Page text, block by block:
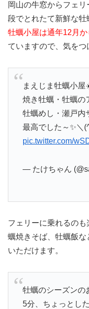
岡山の牛窓からフェ
段でとれたて新鮮な牡
牡蠣小屋は通年12月か
ていますので、気をつ
まえじま牡蠣小
焼き牡蠣・牡蠣の
牡蠣めし・瀬戸内
最高でした～✨＼
pic.twitter.com/
— たけちゃん
フェリーに乗れるの
蠣焼きそば、牡蠣飯
いただけます。
牡蠣のシーズンの
5分、ちょっとし